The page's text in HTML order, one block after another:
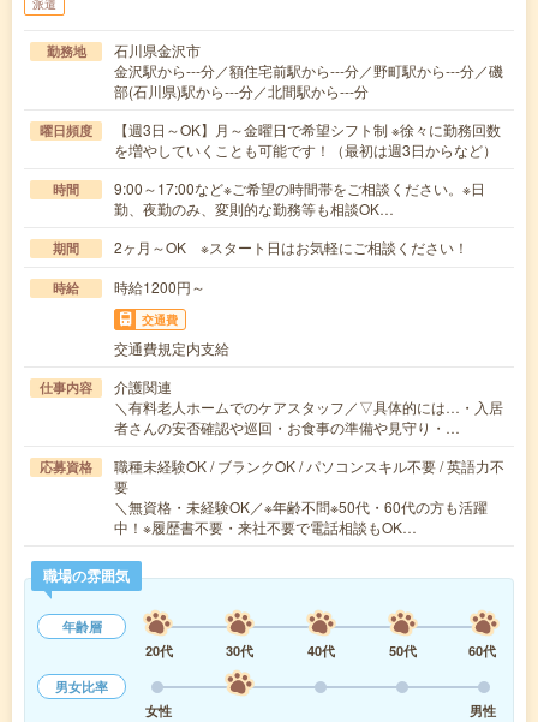
派遣
勤務地
石川県金沢市
金沢駅から---分／額住宅前駅から---分／野町駅から---分／磯
部(石川県)駅から---分／北間駅から---分
曜日頻度
【週3日～OK】月～金曜日で希望シフト制 ※徐々に勤務回数
を増やしていくことも可能です！（最初は週3日からなど）
時間
9:00～17:00など※ご希望の時間帯をご相談ください。※日
勤、夜勤のみ、変則的な勤務等も相談OK…
期間 2ヶ月～OK ※スタート日はお気軽にご相談ください！
時給 時給1200円～
交通費
交通費規定内支給
仕事内容
介護関連
＼有料老人ホームでのケアスタッフ／▽具体的には…・入居
者さんの安否確認や巡回・お食事の準備や見守り・…
応募資格
職種未経験OK / ブランクOK / パソコンスキル不要 / 英語力不
要
＼無資格・未経験OK／※年齢不問※50代・60代の方も活躍
中！※履歴書不要・来社不要で電話相談もOK…
職場の雰囲気
年齢層
20代
30代 40代 50代
60代
男女比率
女性
男性